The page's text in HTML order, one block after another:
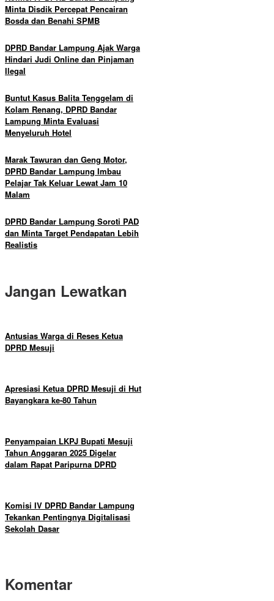
Minta Disdik Percepat Pencairan
Bosda dan Benahi SPMB
DPRD Bandar Lampung Ajak Warga
Hindari Judi Online dan Pinjaman
Ilegal
Buntut Kasus Balita Tenggelam di
Kolam Renang, DPRD Bandar
Lampung Minta Evaluasi
Menyeluruh Hotel
Marak Tawuran dan Geng Motor,
DPRD Bandar Lampung Imbau
Pelajar Tak Keluar Lewat Jam 10
Malam
DPRD Bandar Lampung Soroti PAD
dan Minta Target Pendapatan Lebih
Realistis
Jangan Lewatkan
Antusias Warga di Reses Ketua
DPRD Mesuji
Apresiasi Ketua DPRD Mesuji di Hut
Bayangkara ke-80 Tahun
Penyampaian LKPJ Bupati Mesuji
Tahun Anggaran 2025 Digelar
dalam Rapat Paripurna DPRD
Komisi IV DPRD Bandar Lampung
Tekankan Pentingnya Digitalisasi
Sekolah Dasar
Komentar